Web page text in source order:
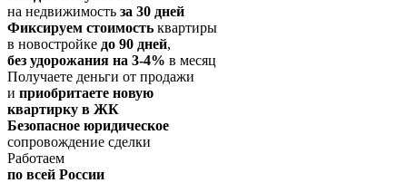
на недвижимость за 30 дней
Фиксируем стоимость квартиры
в новостройке до 90 дней,
без удорожания на 3-4% в месяц
Получаете деньги от продажи
и приобритаете новую
квартирку в ЖК
Безопасное юридическое
сопровождение сделки
Работаем
по всей России